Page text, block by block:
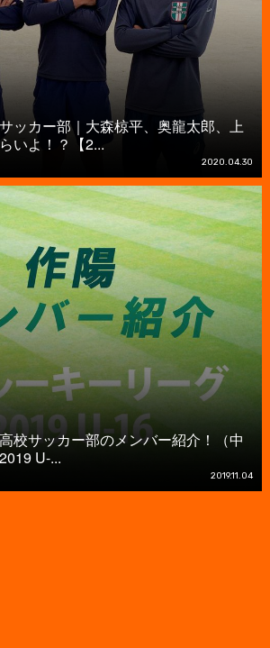
ッカー部｜大森椋平、奥龍太郎、上
いよ！？【2...
2020.04.30
校サッカー部のメンバー紹介！（中
U-...
2019.11.04